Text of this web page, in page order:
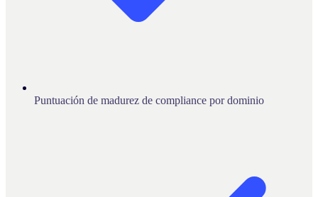
Puntuación de madurez de compliance por dominio